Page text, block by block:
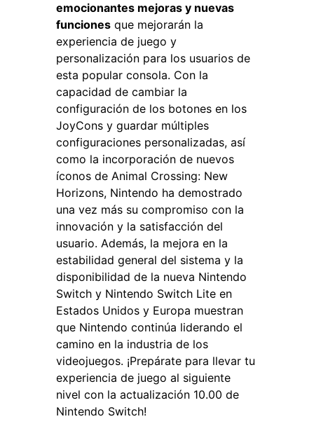
emocionantes mejoras y nuevas
funciones que mejorarán la
experiencia de juego y
personalización para los usuarios de
esta popular consola. Con la
capacidad de cambiar la
configuración de los botones en los
JoyCons y guardar múltiples
configuraciones personalizadas, así
como la incorporación de nuevos
íconos de Animal Crossing: New
Horizons, Nintendo ha demostrado
una vez más su compromiso con la
innovación y la satisfacción del
usuario. Además, la mejora en la
estabilidad general del sistema y la
disponibilidad de la nueva Nintendo
Switch y Nintendo Switch Lite en
Estados Unidos y Europa muestran
que Nintendo continúa liderando el
camino en la industria de los
videojuegos. ¡Prepárate para llevar tu
experiencia de juego al siguiente
nivel con la actualización 10.00 de
Nintendo Switch!